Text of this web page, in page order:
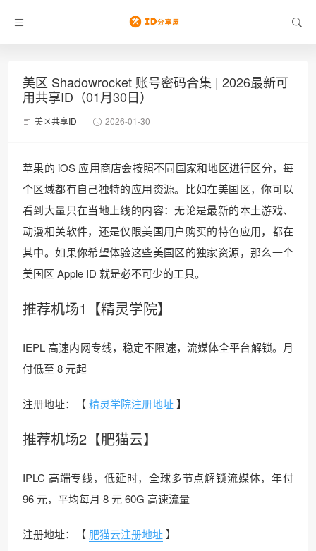
美区 Shadowrocket 账号密码合集 | 2026最新可
用共享ID（01月30日）
美区共享ID 2026-01-30
苹果的 iOS 应用商店会按照不同国家和地区进行区分，每
个区域都有自己独特的应用资源。比如在美国区，你可以
看到大量只在当地上线的内容：无论是最新的本土游戏、
动漫相关软件，还是仅限美国用户购买的特色应用，都在
其中。如果你希望体验这些美国区的独家资源，那么一个
美国区 Apple ID 就是必不可少的工具。
推荐机场1【精灵学院】
IEPL 高速内网专线，稳定不限速，流媒体全平台解锁。月
付低至 8 元起
注册地址：【精灵学院注册地址】
推荐机场2【肥猫云】
IPLC 高端专线，低延时，全球多节点解锁流媒体，年付
96 元，平均每月 8 元 60G 高速流量
注册地址：【 肥猫云注册地址】